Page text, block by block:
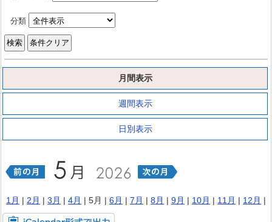
分類
月間表示
週間表示
日別表示
1月 | 2月 | 3月 | 4月 | 5月 | 6月 | 7月 | 8月 | 9月 | 10月 | 11月 | 12月 |